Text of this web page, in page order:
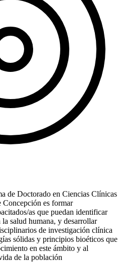
de Doctorado en Ciencias Clínicas
es formar
as que puedan identificar
salud humana, y desarrollar
de investigación clínica
sólidas y principios bioéticos que
en este ámbito y al
de la población